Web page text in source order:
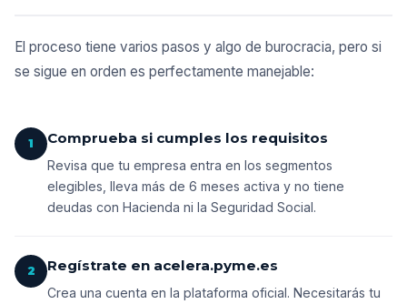
El proceso tiene varios pasos y algo de burocracia, pero si
se sigue en orden es perfectamente manejable:
1 Comprueba si cumples los requisitos
Revisa que tu empresa entra en los segmentos
elegibles, lleva más de 6 meses activa y no tiene
deudas con Hacienda ni la Seguridad Social.
2 Regístrate en acelera.pyme.es
Crea una cuenta en la plataforma oficial. Necesitarás tu